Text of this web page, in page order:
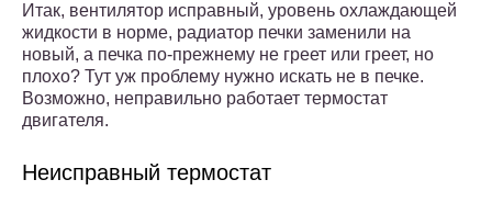
Итак, вентилятор исправный, уровень охлаждающей
жидкости в норме, радиатор печки заменили на
новый, а печка по-прежнему не греет или греет, но
плохо? Тут уж проблему нужно искать не в печке.
Возможно, неправильно работает термостат
двигателя.
Неисправный термостат